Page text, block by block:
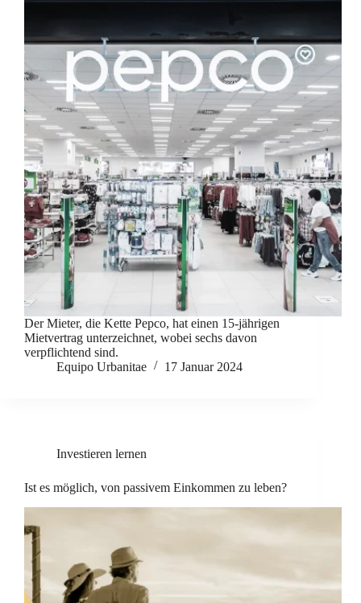
Der Mieter, die Kette Pepco, hat einen 15-jährigen
Mietvertrag unterzeichnet, wobei sechs davon
verpflichtend sind.
Equipo Urbanitae
17 Januar 2024
Investieren lernen
Ist es möglich, von passivem Einkommen zu leben?